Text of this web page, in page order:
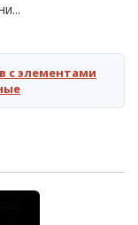
с элементами